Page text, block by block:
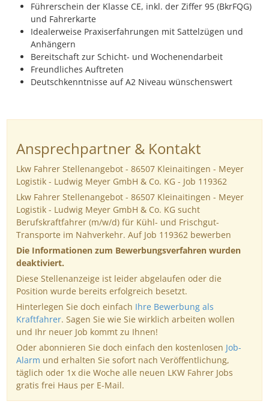
Führerschein der Klasse CE, inkl. der Ziffer 95 (BkrFQG)
und Fahrerkarte
Idealerweise Praxiserfahrungen mit Sattelzügen und
Anhängern
Bereitschaft zur Schicht- und Wochenendarbeit
Freundliches Auftreten
Deutschkenntnisse auf A2 Niveau wünschenswert
Ansprechpartner & Kontakt
Lkw Fahrer Stellenangebot - 86507 Kleinaitingen - Meyer
Logistik - Ludwig Meyer GmbH & Co. KG - Job 119362
Lkw Fahrer Stellenangebot - 86507 Kleinaitingen - Meyer
Logistik - Ludwig Meyer GmbH & Co. KG sucht
Berufskraftfahrer (m/w/d) für Kühl- und Frischgut-
Transporte im Nahverkehr. Auf Job 119362 bewerben
Die Informationen zum Bewerbungsverfahren wurden
deaktiviert.
Diese Stellenanzeige ist leider abgelaufen oder die
Position wurde bereits erfolgreich besetzt.
Hinterlegen Sie doch einfach Ihre Bewerbung als
Kraftfahrer. Sagen Sie wie Sie wirklich arbeiten wollen
und Ihr neuer Job kommt zu Ihnen!
Oder abonnieren Sie doch einfach den kostenlosen Job-
Alarm und erhalten Sie sofort nach Veröffentlichung,
täglich oder 1x die Woche alle neuen LKW Fahrer Jobs
gratis frei Haus per E-Mail.